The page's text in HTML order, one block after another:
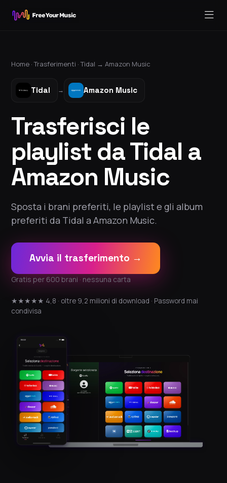
Home ·Trasferimenti ·Tidal → Amazon Music
Tidal → Amazon Music
Trasferisci le
playlist da Tidal a
Amazon Music
Sposta i brani preferiti, le playlist e gli album
preferiti da Tidal a Amazon Music.
Avvia il trasferimento →
Gratis per 600 brani · nessuna carta
★★★★★ 4,8 · oltre 9,2 milioni di download · Password mai
condivisa